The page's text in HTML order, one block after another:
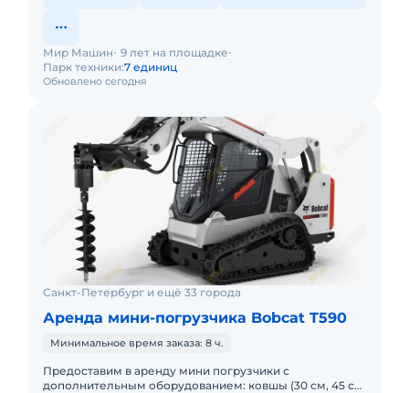
Обновлено сегодня
Мир Машин 9 лет на площадке
Парк техники:7 единиц
Санкт-Петербург и ещё 33 города
Аренда мини-погрузчика Bobcat T590
Минимальное время заказа: 8 ч.
Предоставим в аренду мини погрузчики с
дополнительным оборудованием: ковшы (30 см, 45 см,